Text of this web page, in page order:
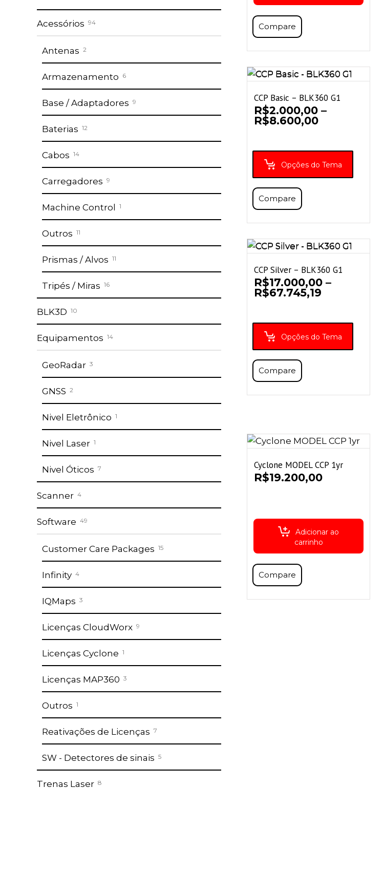
Compare
CCP Basic – BLK360 G1
R$2.000,00 –
R$8.600,00Faixa
R$2.000,00
através
R$8.600,00
Opções do Tema
Compare
CCP Silver – BLK360 G1
R$17.000,00 –
R$67.745,19
R$17.000,00
através
R$67.745,19
Opções do Tema
Compare
Cyclone MODEL CCP 1yr
R$19.200,00
Adicionar ao
carrinho
Compare
Acessórios 94
Antenas 2
Armazenamento 6
Base / Adaptadores 9
Baterias 12
Cabos 14
Carregadores 9
Machine Control 1
Outros 11
Prismas / Alvos 11
Tripés / Miras 16
BLK3D 10
Equipamentos 14
GeoRadar 3
GNSS 2
Nivel Eletrônico 1
Nivel Laser 1
Nivel Óticos 7
Scanner 4
Software 49
Customer Care Packages 15
Infinity 4
IQMaps 3
Licenças CloudWorx 9
Licenças Cyclone 1
Licenças MAP360 3
Outros 1
Reativações de Licenças 7
SW - Detectores de sinais 5
Trenas Laser 8